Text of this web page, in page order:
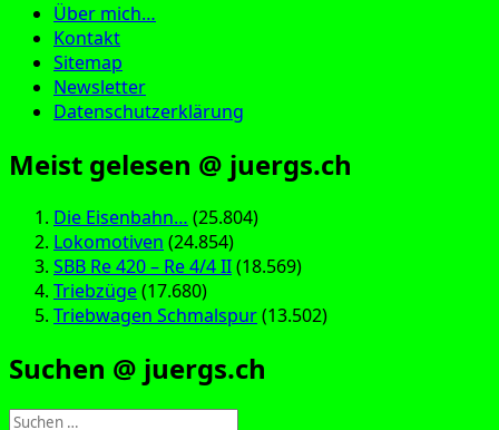
Über mich…
Kontakt
Sitemap
Newsletter
Datenschutzerklärung
Meist gelesen @ juergs.ch
Die Eisenbahn… (25.804)
Lokomotiven (24.854)
SBB Re 420 – Re 4/4 II(18.569)
Triebzüge(17.680)
Triebwagen Schmalspur(13.502)
Suchen @ juergs.ch
Suchen